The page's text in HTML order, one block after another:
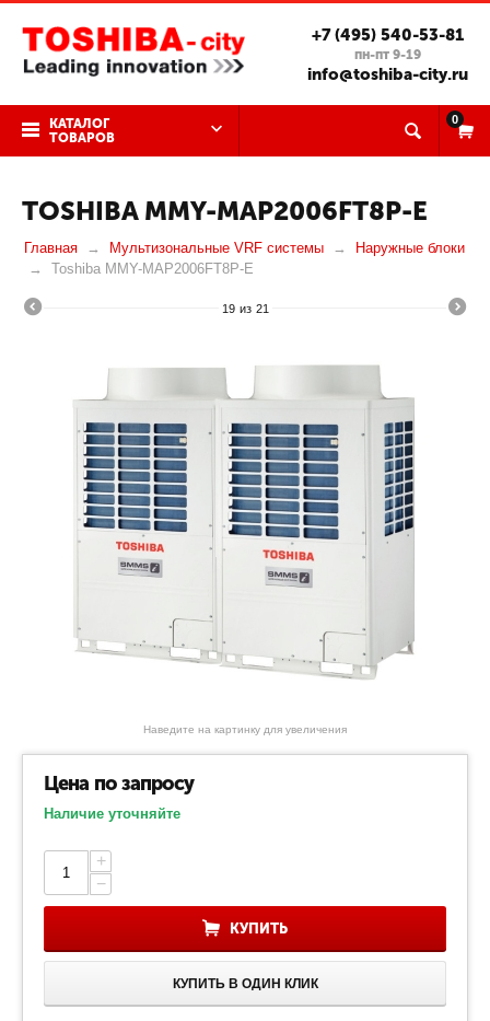
+7 (495) 540-53-81
пн-пт 9-19
info@toshiba-city.ru
КАТАЛОГ
ТОВАРОВ
0
TOSHIBA MMY-MAP2006FT8P-E
Главная Мультизональные VRF системы
Наружные блоки
Toshiba MMY-MAP2006FT8P-E
19 из 21
Наведите на картинку для увеличения
Цена по запросу
Наличие уточняйте
+
−
КУПИТЬ
КУПИТЬ В ОДИН КЛИК